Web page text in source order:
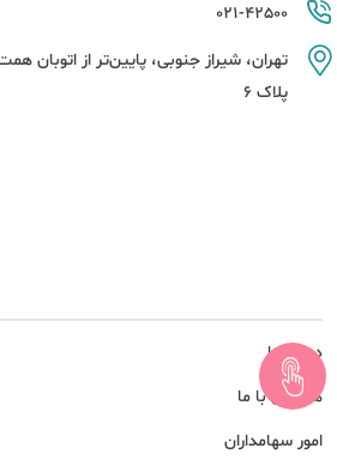
درباره ما
همکاری با ما
امور سهامداران
021-42500
پلاک 6